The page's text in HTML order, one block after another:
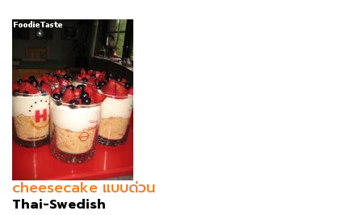
cheesecake แบบด่วน
Thai-Swedish